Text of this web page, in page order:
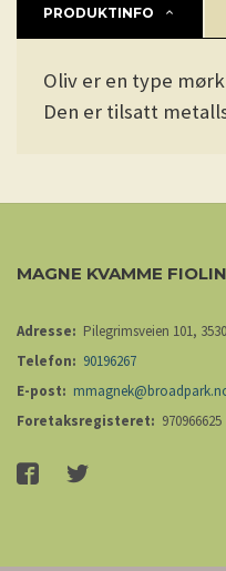
PRODUKTINFO
Oliv er en type
Den er tilsatt
MAGNE KVAMME
Adresse: Pilegrimsveien 101,
Telefon: 90196267
E-post:
Foretaksregisteret: 970966625